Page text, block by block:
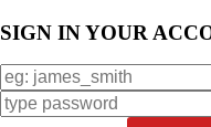
SIGN IN YOUR